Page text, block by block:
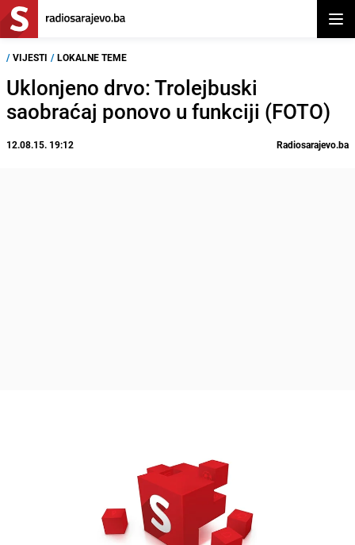
/ VIJESTI / LOKALNE TEME
Uklonjeno drvo: Trolejbuski
saobraćaj ponovo u funkciji (FOTO)
12.08.15. 19:12 Radiosarajevo.ba